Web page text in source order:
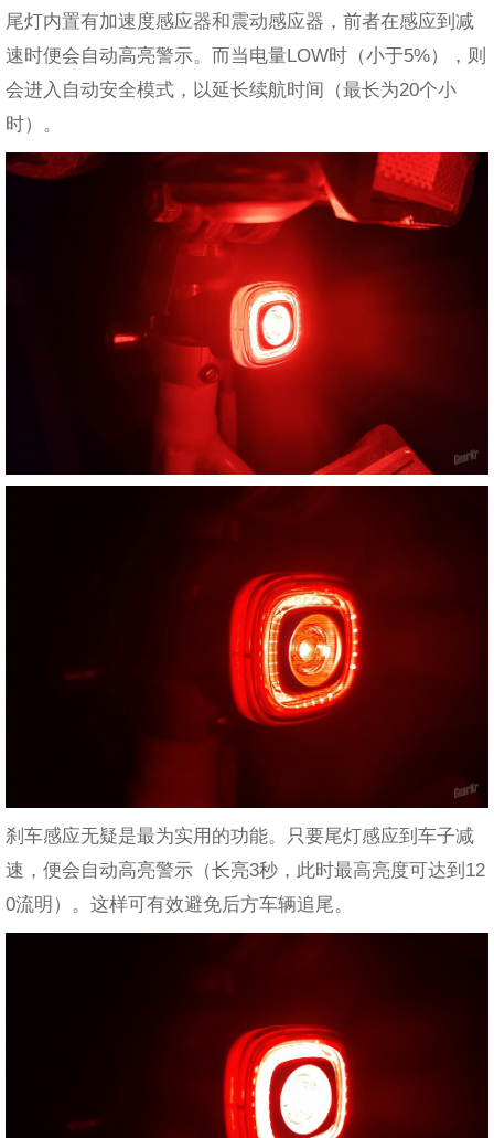
尾灯内置有加速度感应器和震动感应器，前者在感应到减
速时便会自动高亮警示。而当电量LOW时（小于5%），则
会进入自动安全模式，以延长续航时间（最长为20个小
时）。
刹车感应无疑是最为实用的功能。只要尾灯感应到车子减
速，便会自动高亮警示（长亮3秒，此时最高亮度可达到12
0流明）。这样可有效避免后方车辆追尾。